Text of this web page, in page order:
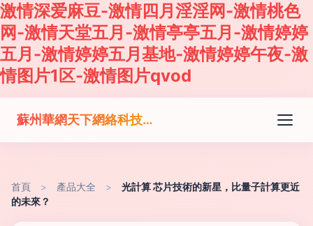
激情深爱麻豆-激情四月淫淫网-激情桃色
网-激情天堂五月-激情亭亭五月-激情婷婷
五月-激情婷婷五月基地-激情婷婷午夜-激
情图片1区-激情图片qvod
蘇州華網天下網絡科技有限公司
首頁 > 產品大全 >
光計算 芯片技術的新星，比量子計算更近
的未來？